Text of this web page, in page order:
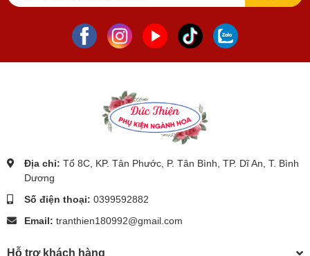
Địa chỉ: Tổ 8C, KP. Tân Phước, P. Tân Bình, TP. Dĩ An, T. Bình
Dương
Số điện thoại: 0399592882
Email: tranthien180992@gmail.com
Hỗ trợ khách hàng